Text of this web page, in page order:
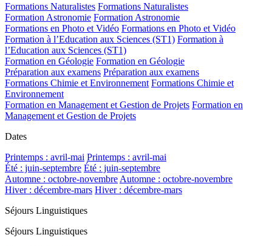
Formations Naturalistes Formations Naturalistes
Formation Astronomie Formation Astronomie
Formations en Photo et Vidéo Formations en Photo et Vidéo
Formation à l’Education aux Sciences (ST1) Formation à
l’Education aux Sciences (ST1)
Formation en Géologie Formation en Géologie
Préparation aux examens Préparation aux examens
Formations Chimie et Environnement Formations Chimie et
Environnement
Formation en Management et Gestion de Projets Formation en
Management et Gestion de Projets
Dates
Printemps : avril-mai Printemps : avril-mai
Été : juin-septembre Été : juin-septembre
Automne : octobre-novembre Automne : octobre-novembre
Hiver : décembre-mars Hiver : décembre-mars
Séjours Linguistiques
Séjours Linguistiques